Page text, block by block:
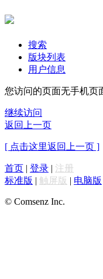
搜索
版块列表
用户信息
您访问的页面无手机页
继续访问
返回上一页
[ 点击这里返回上一页 ]
首页 | 登录 | 注册
标准版 | 触屏版 | 电脑版
© Comsenz Inc.